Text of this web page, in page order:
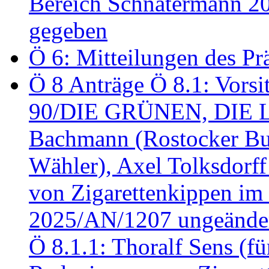
gegeben
Ö 6: Mitteilungen des
Ö 8 Anträge Ö 8.1:
90/DIE GRÜNEN, DIE
Bachmann (Rostocker
Wähler), Axel
von Zigarettenkippen
2025/AN/1207
Ö 8.1.1: Thoralf Sens